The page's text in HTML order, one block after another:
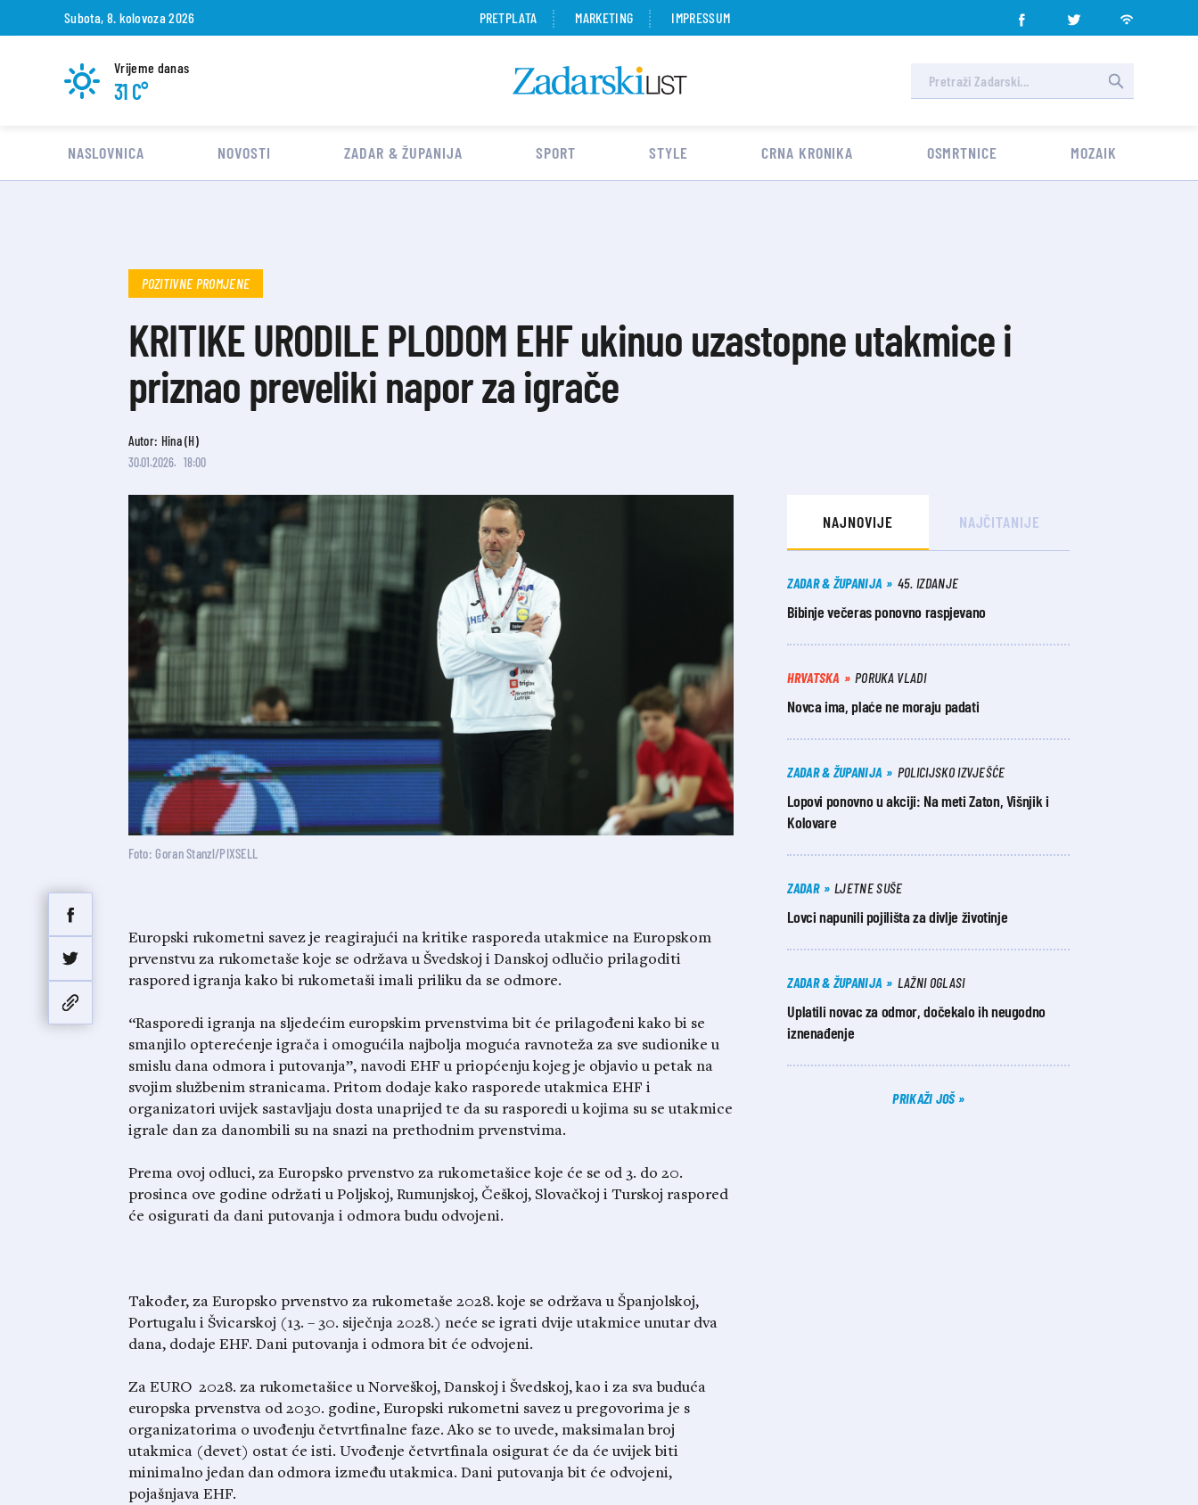
Subota, 8. kolovoza 2026 PRETPLATA MARKETING IMPRESSUM
Vrijeme danas
31 C°
NASLOVNICA NOVOSTI ZADAR & ŽUPANIJA SPORT STYLE CRNA KRONIKA OSMRTNICE MOZAIK
POZITIVNE PROMJENE
KRITIKE URODILE PLODOM EHF ukinuo uzastopne utakmice i
priznao preveliki napor za igrače
Autor: Hina (H)
30.01.2026. 18:00
Foto: Goran Stanzl/PIXSELL
Europski rukometni savez je reagirajući na kritike rasporeda utakmice na Europskom
prvenstvu za rukometaše koje se održava u Švedskoj i Danskoj odlučio prilagoditi
raspored igranja kako bi rukometaši imali priliku da se odmore.
“Rasporedi igranja na sljedećim europskim prvenstvima bit će prilagođeni kako bi se
smanjilo opterećenje igrača i omogućila najbolja moguća ravnoteža za sve sudionike u
smislu dana odmora i putovanja”, navodi EHF u priopćenju kojeg je objavio u petak na
svojim službenim stranicama. Pritom dodaje kako rasporede utakmica EHF i
organizatori uvijek sastavljaju dosta unaprijed te da su rasporedi u kojima su se utakmice
igrale dan za danombili su na snazi ​​na prethodnim prvenstvima.
Prema ovoj odluci, za Europsko prvenstvo za rukometašice koje će se od 3. do 20.
prosinca ove godine održati u Poljskoj, Rumunjskoj, Češkoj, Slovačkoj i Turskoj raspored
će osigurati da dani putovanja i odmora budu odvojeni.
Također, za Europsko prvenstvo za rukometaše 2028. koje se održava u Španjolskoj,
Portugalu i Švicarskoj (13. – 30. siječnja 2028.) neće se igrati dvije utakmice unutar dva
dana, dodaje EHF. Dani putovanja i odmora bit će odvojeni.
Za EURO 2028. za rukometašice u Norveškoj, Danskoj i Švedskoj, kao i za sva buduća
europska prvenstva od 2030. godine, Europski rukometni savez u pregovorima je s
organizatorima o uvođenju četvrtfinalne faze. Ako se to uvede, maksimalan broj
utakmica (devet) ostat će isti. Uvođenje četvrtfinala osigurat će da će uvijek biti
minimalno jedan dan odmora između utakmica. Dani putovanja bit će odvojeni,
pojašnjava EHF.
NAJNOVIJE NAJČITANIJE
ZADAR & ŽUPANIJA 45. IZDANJE
Bibinje večeras ponovno raspjevano
HRVATSKA PORUKA VLADI
Novca ima, plaće ne moraju padati
ZADAR & ŽUPANIJA POLICIJSKO IZVJEŠĆE
Lopovi ponovno u akciji: Na meti Zaton, Višnjik i
Kolovare
ZADAR LJETNE SUŠE
Lovci napunili pojilišta za divlje životinje
ZADAR & ŽUPANIJA LAŽNI OGLASI
Uplatili novac za odmor, dočekalo ih neugodno
iznenađenje
PRIKAŽI JOŠ